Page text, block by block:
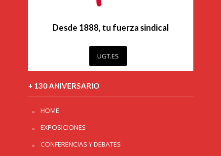
Desde 1888, tu fuerza sindical
UGT.ES
+ 130 ANIVERSARIO
HOME
EXPOSICIONES
CONFERENCIAS Y DEBATES